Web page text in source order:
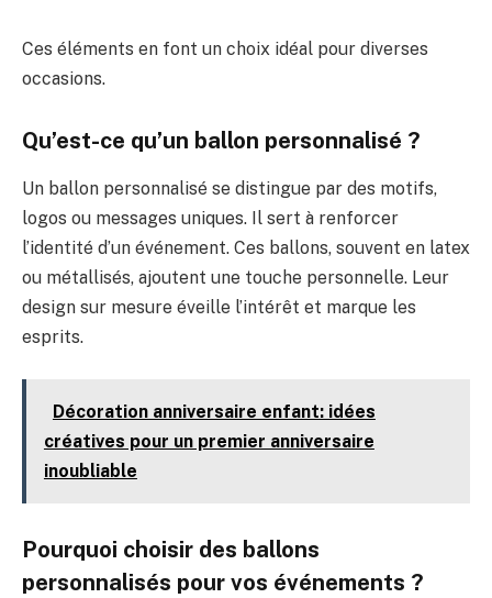
Ces éléments en font un choix idéal pour diverses
occasions.
Qu’est-ce qu’un ballon personnalisé ?
Un ballon personnalisé se distingue par des motifs,
logos ou messages uniques. Il sert à renforcer
l’identité d’un événement. Ces ballons, souvent en latex
ou métallisés, ajoutent une touche personnelle. Leur
design sur mesure éveille l’intérêt et marque les
esprits.
Décoration anniversaire enfant: idées
créatives pour un premier anniversaire
inoubliable
Pourquoi choisir des ballons
personnalisés pour vos événements ?